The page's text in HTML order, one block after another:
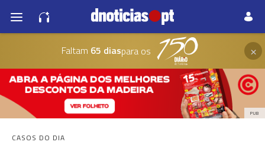
Faltam 65 diaspara os ×
PUB
CASOS DO DIA